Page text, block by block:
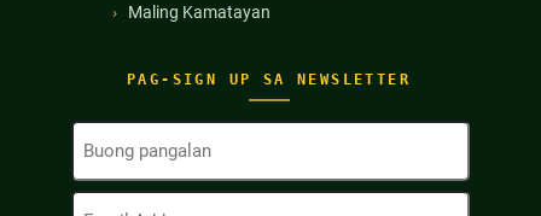
PAG-SIGN UP SA NEWSLETTER
Buong
(Kinakailangan)
Email
Maling Kamatayan